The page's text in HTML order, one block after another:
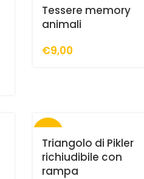
Tessere memory
animali
€9,00
Triangolo di Pikler
richiudibile con
rampa